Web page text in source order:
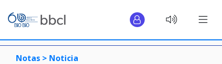
Notas > Noticia